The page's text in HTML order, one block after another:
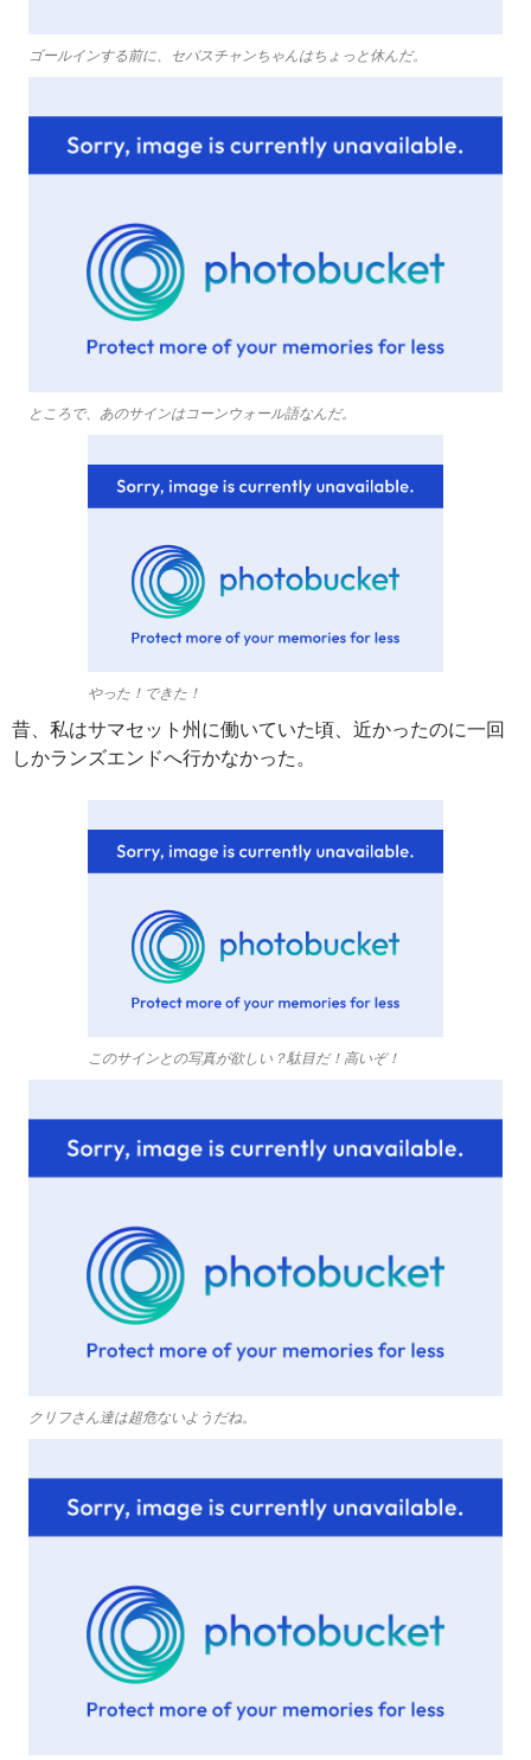
ゴールインする前に、セバスチャンちゃんはちょっと休んだ。
ところで、あのサインはコーンウォール語なんだ。
やった！できた！
昔、私はサマセット州に働いていた頃、近かったのに一回
しかランズエンドへ行かなかった。
このサインとの写真が欲しい？駄目だ！高いぞ！
クリフさん達は超危ないようだね。